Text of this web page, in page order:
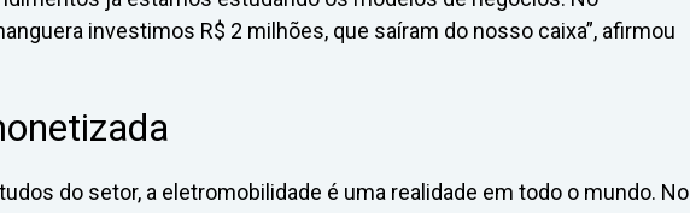
investimos R$ 2 milhões, que saíram do nosso caixa”, afirmou
do setor, a eletromobilidade é uma realidade em todo o mundo. No